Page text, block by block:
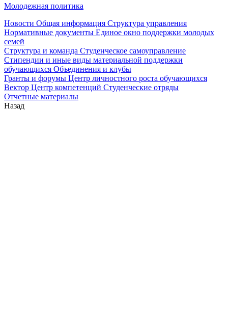
Молодежная политика
Новости Общая информация Структура управления
Нормативные документы Единое окно поддержки молодых
семей
Структура и команда Студенческое самоуправление
Стипендии и иные виды материальной поддержки
обучающихся Объединения и клубы
Гранты и форумы Центр личностного роста обучающихся
Вектор Центр компетенций Студенческие отряды
Отчетные материалы
Назад